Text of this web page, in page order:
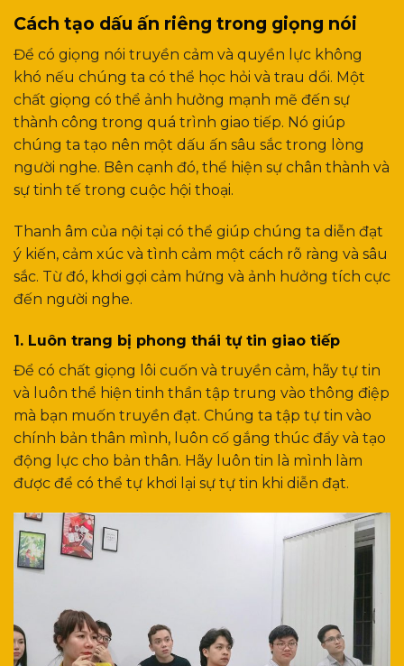
Cách tạo dấu ấn riêng trong giọng nói
Để có giọng nói truyền cảm và quyền lực không
khó nếu chúng ta có thể học hỏi và trau dồi. Một
chất giọng có thể ảnh hưởng mạnh mẽ đến sự
thành công trong quá trình giao tiếp. Nó giúp
chúng ta tạo nên một dấu ấn sâu sắc trong lòng
người nghe. Bên cạnh đó, thể hiện sự chân thành và
sự tinh tế trong cuộc hội thoại.
Thanh âm của nội tại có thể giúp chúng ta diễn đạt
ý kiến, cảm xúc và tình cảm một cách rõ ràng và sâu
sắc. Từ đó, khơi gợi cảm hứng và ảnh hưởng tích cực
đến người nghe.
1. Luôn trang bị phong thái tự tin giao tiếp
Để có chất giọng lôi cuốn và truyền cảm, hãy tự tin
và luôn thể hiện tinh thần tập trung vào thông điệp
mà bạn muốn truyền đạt. Chúng ta tập tự tin vào
chính bản thân mình, luôn cố gắng thúc đẩy và tạo
động lực cho bản thân. Hãy luôn tin là mình làm
được để có thể tự khơi lại sự tự tin khi diễn đạt.